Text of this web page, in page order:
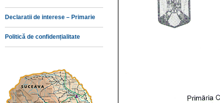
Declaratii de interese – Primarie
Politică de confidențialitate